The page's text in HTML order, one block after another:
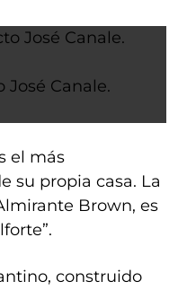
Canale.
el más
su propia casa. La
Brown, es
construido